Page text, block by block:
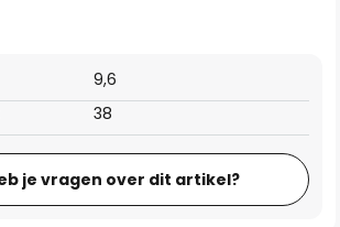
9,6
38
je vragen over dit artikel?